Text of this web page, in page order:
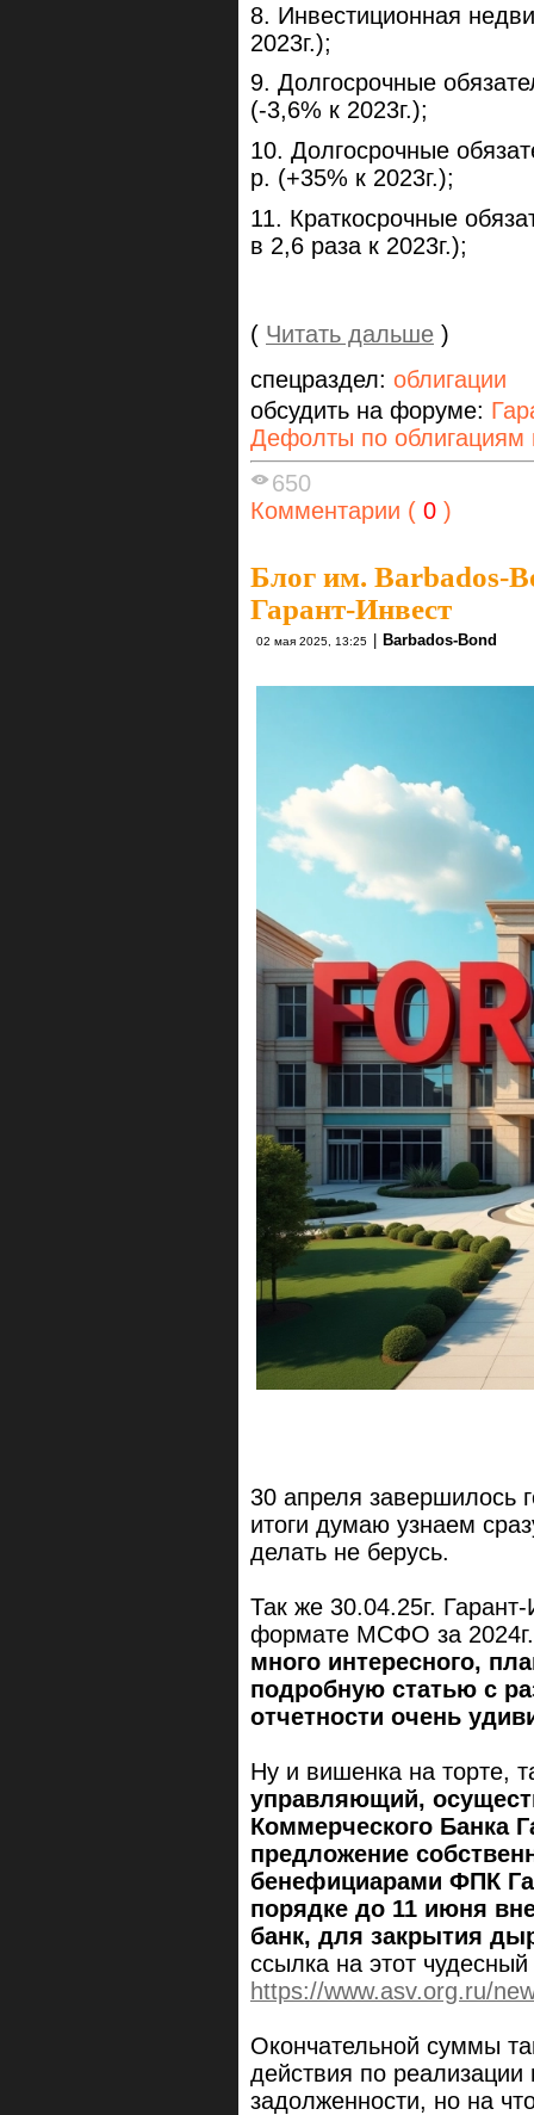
8. Инвестиционная
2023г.);
9. Долгосрочные
(-3,6% к 2023г.);
10. Долгосрочные
р. (+35% к 2023г.);
11. Краткосрочные
в 2,6 раза к 2023г.);
( Читать дальше )
спецраздел: облигации
обсудить на форуме:
Дефолты по облигациям
650
Комментарии ( 0 )
Блог им. Barbados-
Гарант-Инвест
02 мая 2025, 13:25 Barbados-Bond
30 апреля завершилось
итоги думаю узнаем
делать не берусь.
Так же 30.04.25г.
формате МСФО за
много интересного,
подробную статью с
отчетности очень
Ну и вишенка на торте,
управляющий,
Коммерческого Банка
предложение
бенефициарами ФПК
порядке до 11 июня
банк, для закрытия
ссылка на этот
https://www.asv.org.ru/
Окончательной суммы
действия по
задолженности, но на